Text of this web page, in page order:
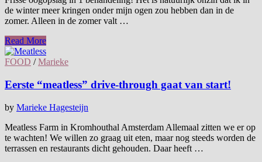
de winter meer kringen onder mijn ogen zou hebben dan in de
zomer. Alleen in de zomer valt …
Read More
FOOD /Marieke
Eerste “meatless” drive-through gaat van start!
by Marieke Hagesteijn
Meatless Farm in Kromhouthal Amsterdam Allemaal zitten we er op
te wachten! We willen zo graag uit eten, maar nog steeds worden de
terrassen en restaurants dicht gehouden. Daar heeft …